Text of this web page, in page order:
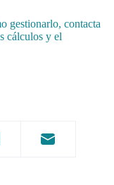
gestionarlo, contacta
cálculos y el